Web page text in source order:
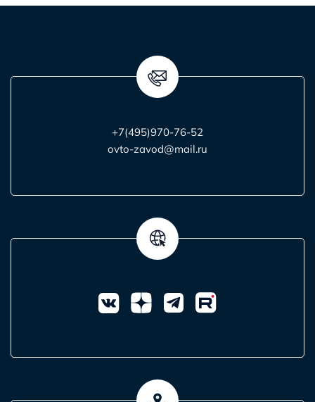
+7(495)970-76-52
ovto-zavod@mail.ru